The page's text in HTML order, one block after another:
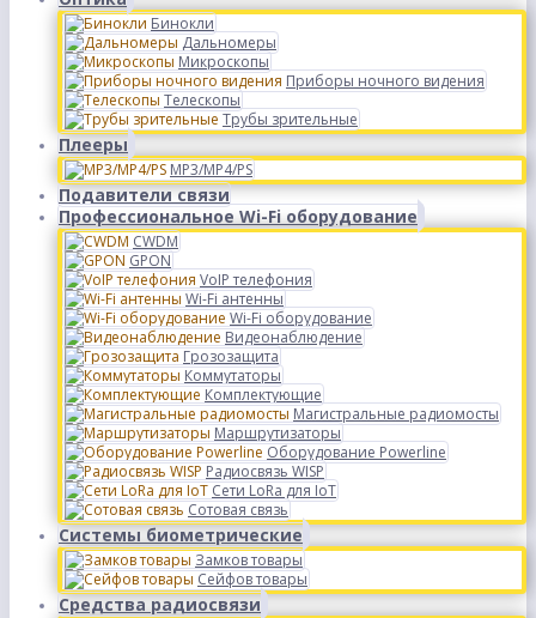
Бинокли
Дальномеры
Микроскопы
Приборы ночного видения
Телескопы
Трубы зрительные
Плееры
MP3/MP4/PS
Подавители связи
Профессиональное Wi-Fi оборудование
CWDM
GPON
VoIP телефония
Wi-Fi антенны
Wi-Fi оборудование
Видеонаблюдение
Грозозащита
Коммутаторы
Комплектующие
Магистральные радиомосты
Маршрутизаторы
Оборудование Powerline
Радиосвязь WISP
Сети LoRa для IoT
Сотовая связь
Системы биометрические
Замков товары
Сейфов товары
Средства радиосвязи